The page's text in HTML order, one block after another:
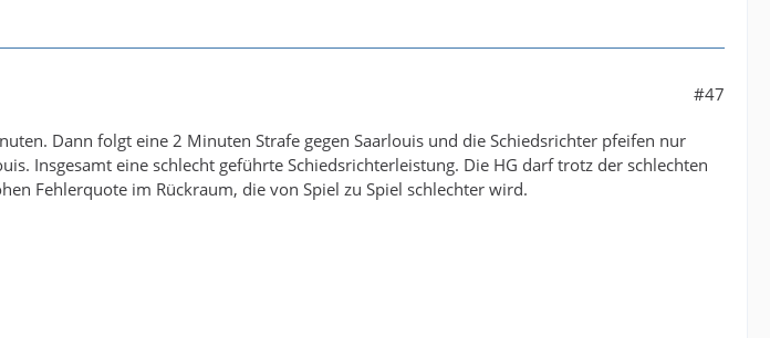
#47
Dann folgt eine 2 Minuten Strafe gegen Saarlouis und die Schiedsrichter pfeifen nur
Insgesamt eine schlecht geführte Schiedsrichterleistung. Die HG darf trotz der schlechten
Fehlerquote im Rückraum, die von Spiel zu Spiel schlechter wird.